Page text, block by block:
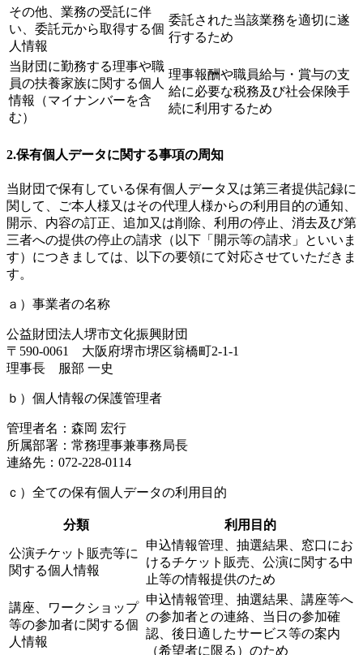
その他、業務の受託に伴
い、委託元から取得する個
人情報
委託された当該業務を適切に遂
行するため
当財団に勤務する理事や職
員の扶養家族に関する個人
情報（マイナンバーを含
む）
理事報酬や職員給与・賞与の支
給に必要な税務及び社会保険手
続に利用するため
2.保有個人データに関する事項の周知
当財団で保有している保有個人データ又は第三者提供記録に
関して、ご本人様又はその代理人様からの利用目的の通知、
開示、内容の訂正、追加又は削除、利用の停止、消去及び第
三者への提供の停止の請求（以下「開示等の請求」といいま
す）につきましては、以下の要領にて対応させていただきま
す。
ａ）事業者の名称
公益財団法人堺市文化振興財団
〒590-0061 大阪府堺市堺区翁橋町2-1-1
理事長 服部 一史
ｂ）個人情報の保護管理者
管理者名：森岡 宏行
所属部署：常務理事兼事務局長
連絡先：072-228-0114
ｃ）全ての保有個人データの利用目的
分類 利用目的
公演チケット販売等に
関する個人情報
申込情報管理、抽選結果、窓口にお
けるチケット販売、公演に関する中
止等の情報提供のため
講座、ワークショップ
等の参加者に関する個
人情報
申込情報管理、抽選結果、講座等へ
の参加者との連絡、当日の参加確
認、後日適したサービス等の案内
（希望者に限る）のため